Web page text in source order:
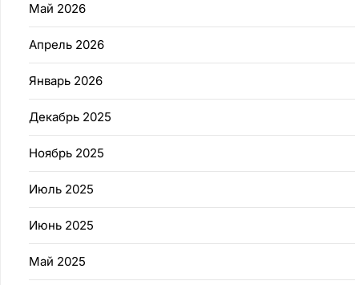
Май 2026
Апрель 2026
Январь 2026
Декабрь 2025
Ноябрь 2025
Июль 2025
Июнь 2025
Май 2025